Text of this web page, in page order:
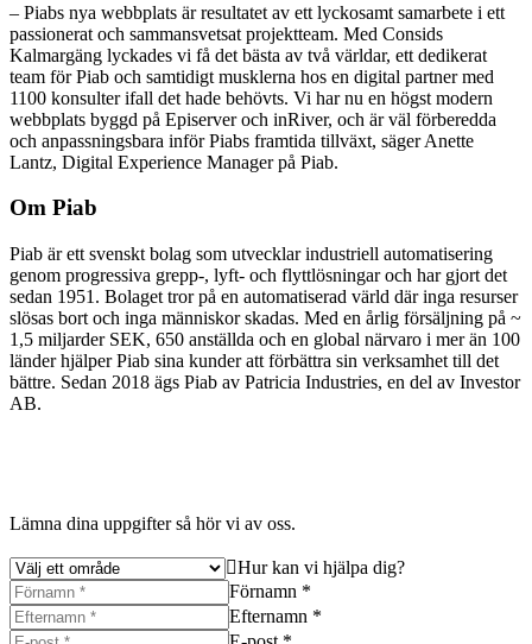
– Piabs nya webbplats är resultatet av ett lyckosamt samarbete i ett
passionerat och sammansvetsat projektteam. Med Consids
Kalmargäng lyckades vi få det bästa av två världar, ett dedikerat
team för Piab och samtidigt musklerna hos en digital partner med
1100 konsulter ifall det hade behövts. Vi har nu en högst modern
webbplats byggd på Episerver och inRiver, och är väl förberedda
och anpassningsbara inför Piabs framtida tillväxt, säger Anette
Lantz, Digital Experience Manager på Piab.
Om Piab
Piab är ett svenskt bolag som utvecklar industriell automatisering
genom progressiva grepp-, lyft- och flyttlösningar och har gjort det
sedan 1951. Bolaget tror på en automatiserad värld där inga resurser
slösas bort och inga människor skadas. Med en årlig försäljning på ~
1,5 miljarder SEK, 650 anställda och en global närvaro i mer än 100
länder hjälper Piab sina kunder att förbättra sin verksamhet till det
bättre. Sedan 2018 ägs Piab av Patricia Industries, en del av Investor
AB.
Lämna dina uppgifter så hör vi av oss.
Hur kan vi hjälpa dig?
Förnamn *
Efternamn *